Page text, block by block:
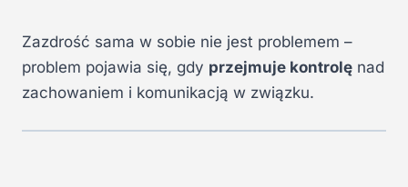
Zazdrość sama w sobie nie jest problemem –
problem pojawia się, gdy przejmuje kontrolę nad
zachowaniem i komunikacją w związku.